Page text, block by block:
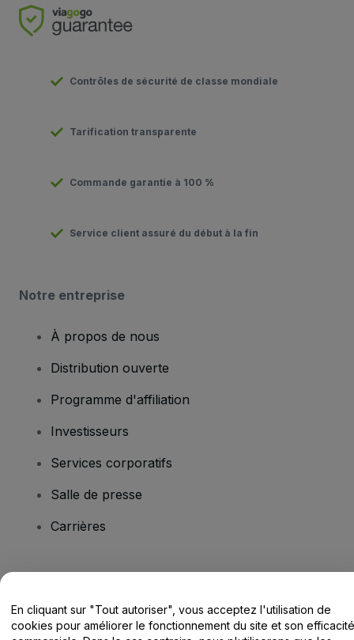
Contrôles de sécurité de classe mondiale
Tarification transparente
Commande garantie à 100 %
Service client assuré du début à la fin
Notre entreprise
À propos de nous
Distribution ouverte
Programme d'affiliation
Investisseurs
Services corporatifs
Salle de presse
Carrières
Centre d'assistance / Nous contacter
En cliquant sur "Tout autoriser", vous acceptez l'utilisation de
cookies pour améliorer le fonctionnement du site et son efficacité